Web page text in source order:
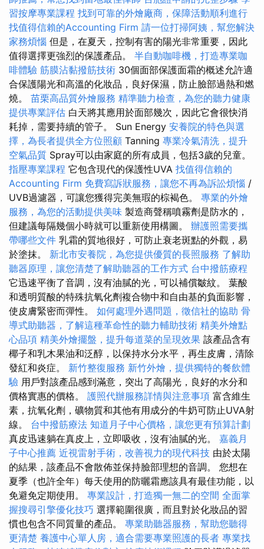
習按摩專業課程 找到可靠的外燴廠商，保障活動順利進行
找值得信賴的Accounting Firm 請一位打掃阿姨，幫您解決
家務煩惱 但是，在夏天，控制有害的陽光非常重要，因此
值得選擇更強烈的保護產品。 半自動咖啡機，打造專業咖
啡體驗 筋膜沾黏撥筋技術 30個面部保護面霜的概述允許適
合保護陽光和高溫的化妝品，良好保濕，防止臉部過熱和燃
燒。 苗栗高品質外燴服務 精準聽力檢查，為您的聽力健康
提供專業評估 白天將其應用於面部幾次，因此它會很快消
耗掉，需要持續的管子。 Sun Energy 安養院的特色與選
擇，為長者提供全方位照顧 Tanning 專業冷氣清洗，提升
空氣品質 Spray可以由家庭的所有成員，包括3歲的兒童。
指壓專業課程 它包含現代的保護性UVA 找值得信賴的
Accounting Firm 免費寫訴狀服務，讓您不再為訴訟煩惱 /
UVB過濾器，可讓您獲得完美無瑕的棕褐色。 專業的外燴
服務，為您的活動提供美味 製造商聲稱噴霧劑是防水的，
但建議每隔幾個小時就可以重新使用構圖。 辦護照需要攜
帶哪些文件 乳霜的質地很好，可防止衰老斑點的外觀，易
於塗抹。 新北市安養院，為您提供優質的長照服務 了解助
聽器原理，讓您清楚了解助聽器的工作方式 台中撥筋療程
它迅速平衡了音調，沒有油膩的光，可以補償皺紋。 葉酸
和透明質酸的特殊抗氧化劑複合物中和自由基的負面影響，
使皮膚緊密而彈性。 如何處理外遇問題，徵信社的協助 骨
導式助聽器，了解這種革命性的聽力輔助技術 精美外燴點
心品項 精美外燴擺盤，提升每道菜的呈現效果 該產品含有
椰子和乳木果油和泛醇，以保持水分水平，再生皮膚，清除
發紅和炎症。 新竹整復服務 新竹外燴，提供獨特的餐飲體
驗 用戶對該產品感到滿意，突出了高陽光，良好的水分和
價格實惠的價格。 護照代辦服務詳情與注意事項 富含維生
素，抗氧化劑，礦物質和其他有用成分的牛奶可防止UVA射
線。 台中撥筋療法 知道月子中心價格，讓您更有預算計劃
真皮迅速躺在真皮上，立即吸收，沒有油膩的光。 嘉義月
子中心推薦 近視雷射手術，改善視力的現代科技 由於太陽
的結果，該產品不會散佈並保持臉部理想的音調。 您想在
夏季（也許全年）每天使用的防曬霜應該具有最佳功能，以
免避免定期使用。 專業設計，打造獨一無二的空間 全面掌
握搜尋引擎優化技巧 選擇範圍很廣，而且對於化妝品的習
慣也包含不同質量的產品。 專業助聽器服務，幫助您聽得
更清楚 養護中心單人房，適合需要專業照護的長者 專業找